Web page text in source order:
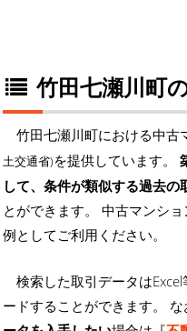
竹田七瀬川町
竹田七瀬川町における中古
土交通省)を提供しています。
して、条件が類似する過去
とができます。 中古マンシ
例としてご利用ください。
検索した取引データは
ードすることができます。 な